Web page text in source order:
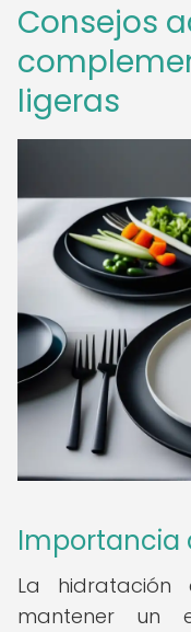
Consejos
ligeras
Importancia
La
mantener un